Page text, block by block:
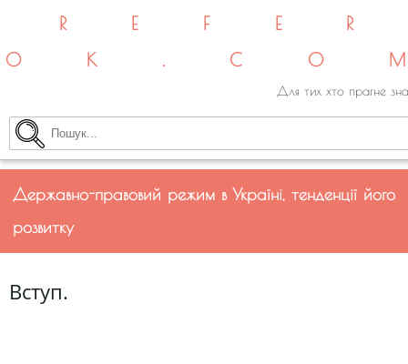
Для тих хто прагне
Державно-правовий режим в Україні, тенденції його
розвитку
Вступ.